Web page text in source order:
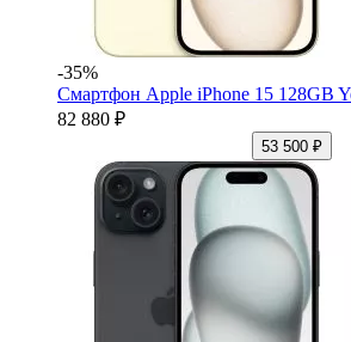
-35%
Смартфон Apple iPhone 15 128GB
82 880 ₽
53 500 ₽